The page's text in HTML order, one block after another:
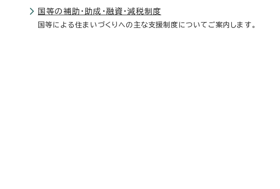
国等の補助・助成・融資・減税制度
国等による住まいづくりへの主な支援制度についてご案内します。